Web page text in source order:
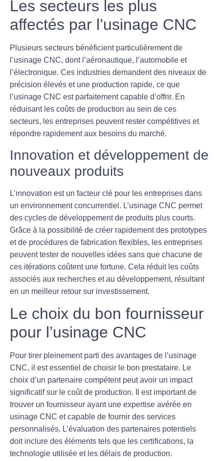
Les secteurs les plus
affectés par l’usinage CNC
Plusieurs secteurs bénéficient particulièrement de
l’usinage CNC, dont l’aéronautique, l’automobile et
l’électronique. Ces industries demandent des niveaux de
précision élevés et une production rapide, ce que
l’usinage CNC est parfaitement capable d’offrir. En
réduisant les coûts de production au sein de ces
secteurs, les entreprises peuvent rester compétitives et
répondre rapidement aux besoins du marché.
Innovation et développement de
nouveaux produits
L’innovation est un facteur clé pour les entreprises dans
un environnement concurrentiel. L’usinage CNC permet
des cycles de développement de produits plus courts.
Grâce à la possibilité de créer rapidement des prototypes
et de procédures de fabrication flexibles, les entreprises
peuvent tester de nouvelles idées sans que chacune de
ces itérations coûtent une fortune. Cela réduit les coûts
associés aux recherches et au développement, résultant
en un meilleur retour sur investissement.
Le choix du bon fournisseur
pour l’usinage CNC
Pour tirer pleinement parti des avantages de l’usinage
CNC, il est essentiel de choisir le bon prestataire. Le
choix d’un partenaire compétent peut avoir un impact
significatif sur le coût de production. Il est important de
trouver un fournisseur ayant une expertise avérée en
usinage CNC et capable de fournir des services
personnalisés. L’évaluation des partenaires potentiels
doit inclure des éléments tels que les certifications, la
technologie utilisée et les délais de production.